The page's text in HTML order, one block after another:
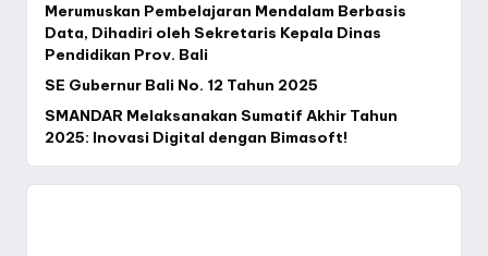
Merumuskan Pembelajaran Mendalam Berbasis
Data, Dihadiri oleh Sekretaris Kepala Dinas
Pendidikan Prov. Bali
SE Gubernur Bali No. 12 Tahun 2025
SMANDAR Melaksanakan Sumatif Akhir Tahun
2025: Inovasi Digital dengan Bimasoft!